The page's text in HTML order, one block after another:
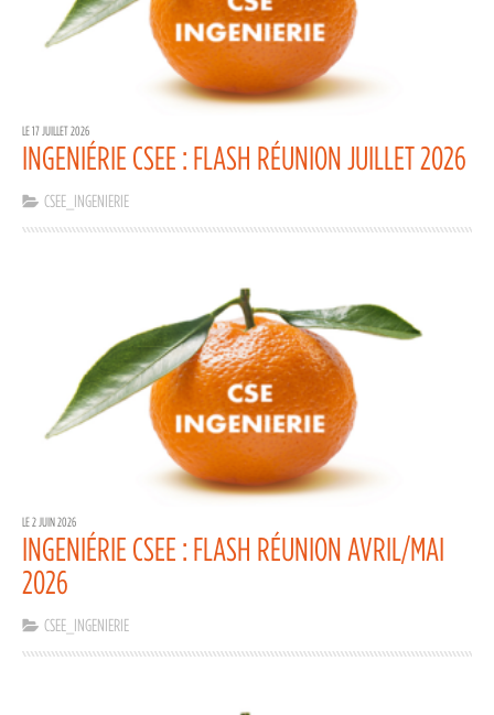
LE 17 JUILLET 2026
INGENIÉRIE CSEE : FLASH RÉUNION JUILLET 2026
CSEE_INGENIERIE
LE 2 JUIN 2026
INGENIÉRIE CSEE : FLASH RÉUNION AVRIL/MAI
2026
CSEE_INGENIERIE